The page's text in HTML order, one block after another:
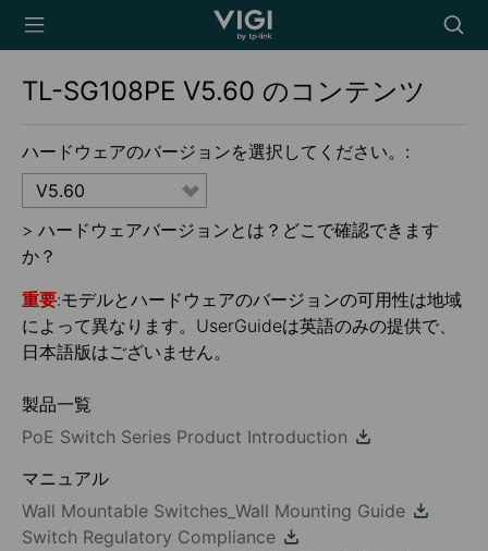
TP-Link, Reliably
icon
TL-SG108PE V5.60 のコンテンツ
ハードウェアのバージョンを選択してください。:
V5.60
> ハードウェアバージョンとは？どこで確認できます
か？
重要:モデルとハードウェアのバージョンの可用性は地域
によって異なります。UserGuideは英語のみの提供で、
日本語版はございません。
製品一覧
PoE Switch Series Product Introduction
マニュアル
Wall Mountable Switches_Wall Mounting Guide
Switch Regulatory Compliance